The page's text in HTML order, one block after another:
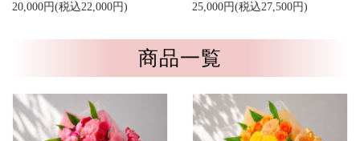
20,000円(税込22,000円)
25,000円(税込27,500円)
商品一覧